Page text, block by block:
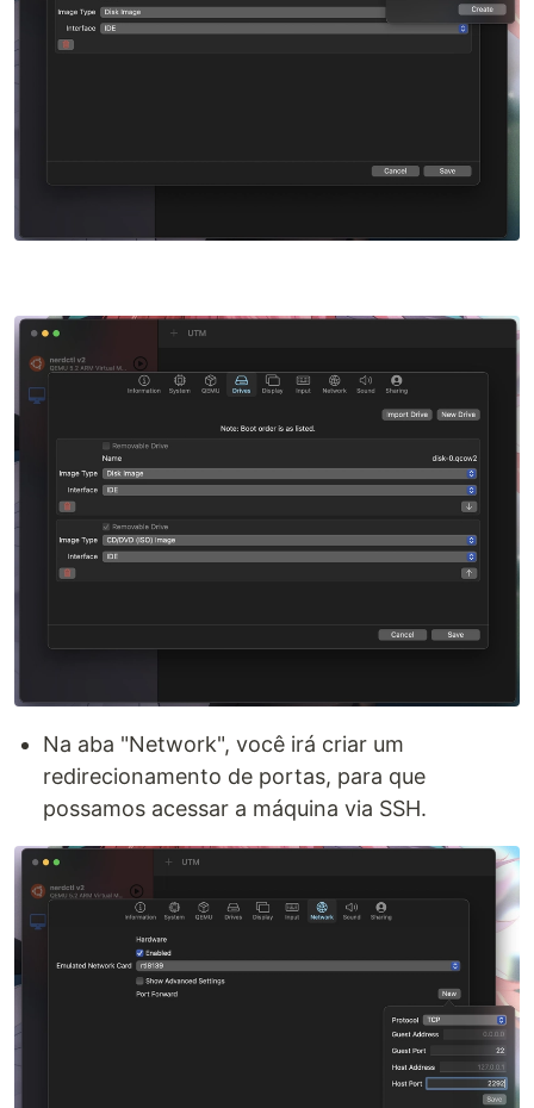
Na aba "Network", você irá criar um
redirecionamento de portas, para que
possamos acessar a máquina via SSH.